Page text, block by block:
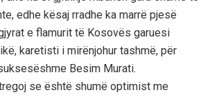
edhe kësaj rradhe ka marrë pjesë
e flamurit të Kosovës garuesi
karetisti i mirënjohur tashmë, për
Besim Murati.
se është shumë optimist me